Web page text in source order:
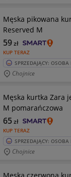
Męska pikowana
Reserved M
KUP TERAZ
59zł
SPRZEDAJĄCY:
Chojnice
Męska kurtka Zara
M pomarańczowa
KUP TERAZ
65zł
SPRZEDAJĄCY:
Chojnice